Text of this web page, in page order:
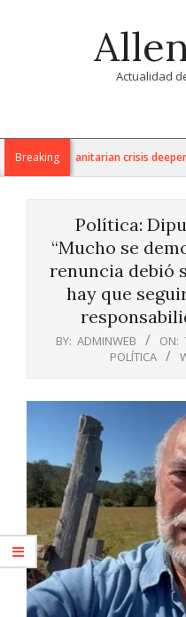
Actualidad
Navigation
MenuBreaking
as humanitarian crisis deepens
Política:
“Mucho se
renuncia debió
hay que
BY: ADMINWEB ON:
POLÍTICA